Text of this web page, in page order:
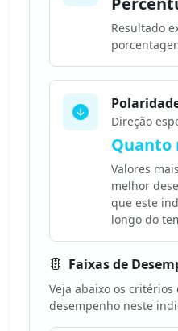
Resultado
Direção
Quanto
Valores
melhor
que este
longo do
Faixas de
Veja abaixo os
desempenho neste